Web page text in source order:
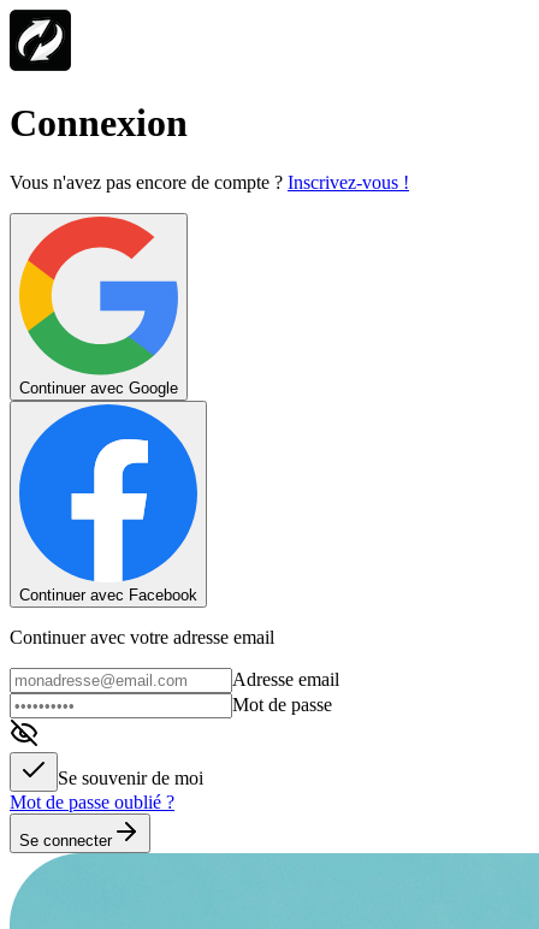
Connexion
Vous n'avez pas encore de compte ? Inscrivez-vous !
Continuer avec Google
Continuer avec Facebook
Continuer avec votre adresse email
Adresse email
Mot de passe
Se souvenir de moi
Mot de passe oublié ?
Se connecter